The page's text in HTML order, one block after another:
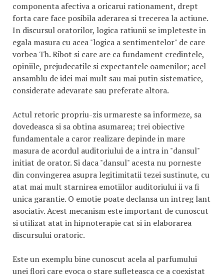
componenta afectiva a oricarui rationament, drept
forta care face posibila aderarea si trecerea la actiune.
In discursul oratorilor, logica ratiunii se impleteste in
egala masura cu acea "logica a sentimentelor" de care
vorbea Th. Ribot si care are ca fundament credintele,
opiniile, prejudecatile si expectantele oamenilor; acel
ansamblu de idei mai mult sau mai putin sistematice,
considerate adevarate sau preferate altora.
Actul retoric propriu-zis urmareste sa informeze, sa
dovedeasca si sa obtina asumarea; trei obiective
fundamentale a caror realizare depinde in mare
masura de acordul auditoriului de a intra in "dansul"
initiat de orator. Si daca "dansul" acesta nu porneste
din convingerea asupra legitimitatii tezei sustinute, cu
atat mai mult starnirea emotiilor auditoriului ii va fi
unica garantie. O emotie poate declansa un intreg lant
asociativ. Acest mecanism este important de cunoscut
si utilizat atat in hipnoterapie cat si in elaborarea
discursului oratoric.
Este un exemplu bine cunoscut acela al parfumului
unei flori care evoca o stare sufleteasca ce a coexistat